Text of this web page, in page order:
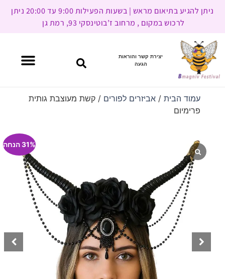
ניתן להגיע בתיאום מראש | בשעות הפעילות 9:00 עד 20:00 ניתן
לרכוש במקום , מרחוב ז’בוטינסקי 93, רמת גן
יצירת קשר והוראות
הגעה
עמוד הבית/ אביזרים לפורים / קשת מעוצבת גותית
פרימיום
31% הנחה